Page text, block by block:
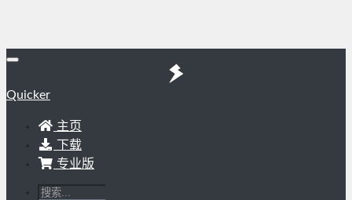
Quicker
主页
下载
专业版